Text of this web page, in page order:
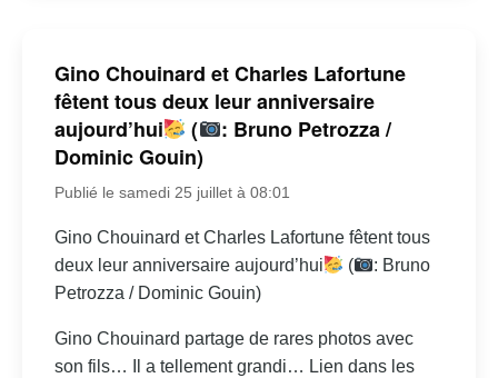
Gino Chouinard et Charles Lafortune
fêtent tous deux leur anniversaire
aujourd’hui
(
: Bruno Petrozza /
Dominic Gouin)
Publié le samedi 25 juillet à 08:01
Gino Chouinard et Charles Lafortune fêtent tous
deux leur anniversaire aujourd’hui
(
: Bruno
Petrozza / Dominic Gouin)
Gino Chouinard partage de rares photos avec
son fils… Il a tellement grandi… Lien dans les